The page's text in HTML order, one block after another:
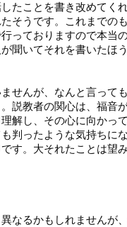
たことを書き改めてく
そうです。これまでの
っておりますので本当
聞いてそれを書いたほ
せんが、なんと言って
説教者の関心は、福音
解し、その心に向かっ
判ったような気持ちに
す。大それたことは望
なるかもしれませんが